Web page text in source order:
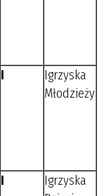
I
Igrzyska
Młodzieży
I
Igrzyska